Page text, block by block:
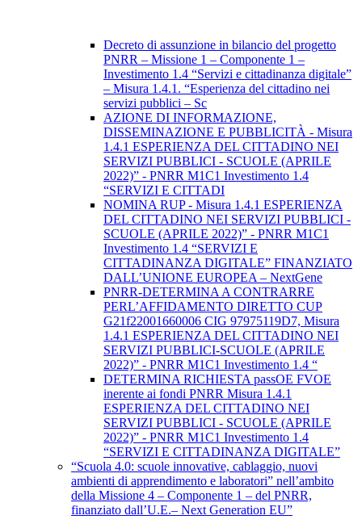
Decreto di assunzione in bilancio del progetto
PNRR – Missione 1 – Componente 1 –
Investimento 1.4 “Servizi e cittadinanza digitale”
– Misura 1.4.1. “Esperienza del cittadino nei
servizi pubblici – Sc
AZIONE DI INFORMAZIONE,
DISSEMINAZIONE E PUBBLICITÀ - Misura
1.4.1 ESPERIENZA DEL CITTADINO NEI
SERVIZI PUBBLICI - SCUOLE (APRILE
2022)” - PNRR M1C1 Investimento 1.4
“SERVIZI E CITTADI
NOMINA RUP - Misura 1.4.1 ESPERIENZA
DEL CITTADINO NEI SERVIZI PUBBLICI -
SCUOLE (APRILE 2022)” - PNRR M1C1
Investimento 1.4 “SERVIZI E
CITTADINANZA DIGITALE” FINANZIATO
DALL’UNIONE EUROPEA – NextGene
PNRR-DETERMINA A CONTRARRE
PERL’AFFIDAMENTO DIRETTO CUP
G21f22001660006 CIG 97975119D7, Misura
1.4.1 ESPERIENZA DEL CITTADINO NEI
SERVIZI PUBBLICI-SCUOLE (APRILE
2022)” - PNRR M1C1 Investimento 1.4 “
DETERMINA RICHIESTA passOE FVOE
inerente ai fondi PNRR Misura 1.4.1
ESPERIENZA DEL CITTADINO NEI
SERVIZI PUBBLICI - SCUOLE (APRILE
2022)” - PNRR M1C1 Investimento 1.4
“SERVIZI E CITTADINANZA DIGITALE”
“Scuola 4.0: scuole innovative, cablaggio, nuovi
ambienti di apprendimento e laboratori” nell’ambito
della Missione 4 – Componente 1 – del PNRR,
finanziato dall’U.E.– Next Generation EU”